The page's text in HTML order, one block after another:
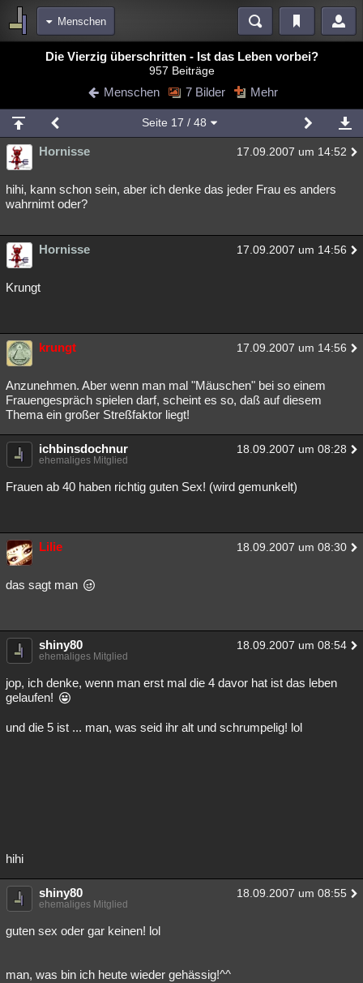
Menschen
Bereiche
Blogs Videos
Chat Wiki Neuigkeiten
meine Rubriken
Menschen Wissenschaft Mystery Kriminalfälle
Spiritualität Verschwörungen Technologie Ufologie
weitere Rubriken
Philosophie
Musik Clash Verbesserungen Allmystery English
Übersichten
Besucht Teilgenommen Alle Neue Geschlossen
Lesenswert Schlüsselwörter
Die Vierzig überschritten - Ist das Leben vorbei?
957 Beiträge
Menschen 7 Bilder Mehr
Seite 17 / 48
Hornisse 17.09.2007 um 14:52
hihi, kann schon sein, aber ich denke das jeder Frau es anders
wahrnimt oder?
Hornisse 17.09.2007 um 14:56
Krungt
krungt 17.09.2007 um 14:56
Anzunehmen. Aber wenn man mal "Mäuschen" bei so einem
Frauengespräch spielen darf, scheint es so, daß auf diesem
Thema ein großer Streßfaktor liegt!
ichbinsdochnur 18.09.2007 um 08:28
ehemaliges Mitglied
Frauen ab 40 haben richtig guten Sex! (wird gemunkelt)
Lilie 18.09.2007 um 08:30
das sagt man
shiny80 18.09.2007 um 08:54
ehemaliges Mitglied
jop, ich denke, wenn man erst mal die 4 davor hat ist das leben
gelaufen!
und die 5 ist ... man, was seid ihr alt und schrumpelig! lol
hihi
shiny80 18.09.2007 um 08:55
ehemaliges Mitglied
guten sex oder gar keinen! lol
man, was bin ich heute wieder gehässig!^^